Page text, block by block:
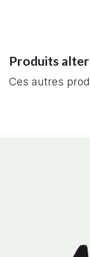
Produits
Ces autres